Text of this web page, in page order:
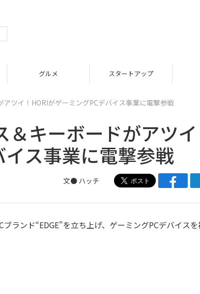
グルメ スタートアップ
ツイ！HORIがゲーミングPCデバイス事業に電撃参戦
＆キーボードがアツ
ス事業に電撃参戦
文● ハッチ
ランド“EDGE”を立ち上げ、ゲーミングPCデバイス